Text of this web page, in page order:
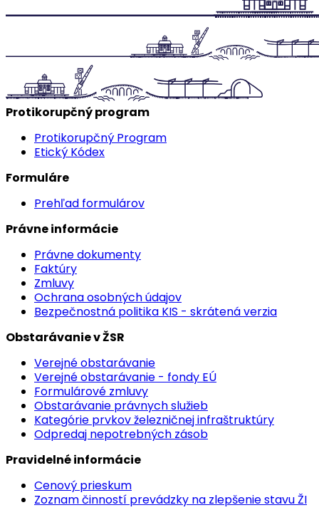
Protikorupčný program
Protikorupčný Program
Etický Kódex
Formuláre
Prehľad formulárov
Právne informácie
Právne dokumenty
Faktúry
Zmluvy
Ochrana osobných údajov
Bezpečnostná politika KIS - skrátená verzia
Obstarávanie v ŽSR
Verejné obstarávanie
Verejné obstarávanie - fondy EÚ
Formulárové zmluvy
Obstarávanie právnych služieb
Kategórie prvkov železničnej infraštruktúry
Odpredaj nepotrebných zásob
Pravidelné informácie
Cenový prieskum
Zoznam činností prevádzky na zlepšenie stavu ŽI